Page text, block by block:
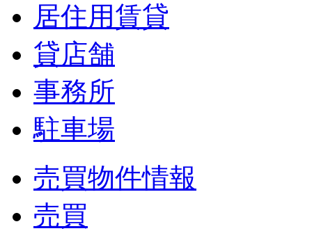
居住用賃貸
貸店舗
事務所
駐車場
売買物件情報
売買